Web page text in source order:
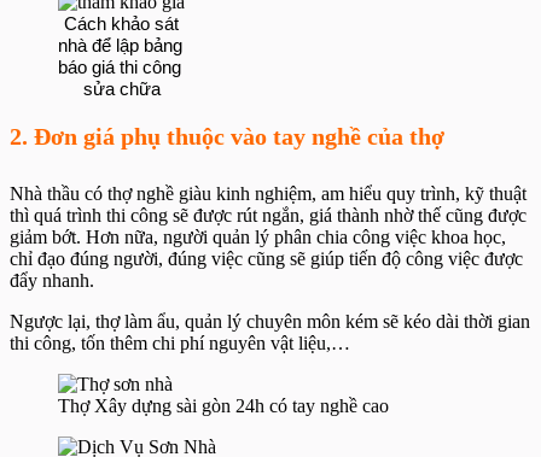
nhà để lập bảng
báo giá thi công
sửa chữa
2. Đơn giá phụ thuộc vào tay nghề của thợ
Nhà thầu có thợ nghề giàu kinh nghiệm, am hiểu quy trình, kỹ thuật
thì quá trình thi công sẽ được rút ngắn, giá thành nhờ thế cũng được
giảm bớt. Hơn nữa, người quản lý phân chia công việc khoa học,
chỉ đạo đúng người, đúng việc cũng sẽ giúp tiến độ công việc được
đẩy nhanh.
Ngược lại, thợ làm ẩu, quản lý chuyên môn kém sẽ kéo dài thời gian
thi công, tốn thêm chi phí nguyên vật liệu,…
Thợ Xây dựng sài gòn 24h có tay nghề cao